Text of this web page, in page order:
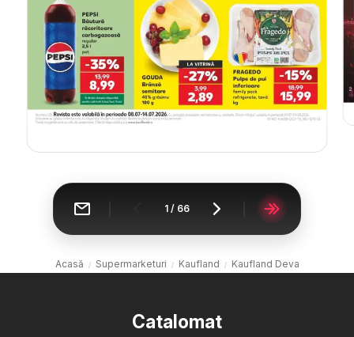
1 / 66
Acasă Supermarketuri Kaufland Kaufland Deva
Catalomat